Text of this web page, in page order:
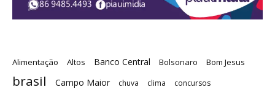
Alimentação Altos Banco Central Bolsonaro Bom Jesus
brasil Campo Maior chuva clima concursos